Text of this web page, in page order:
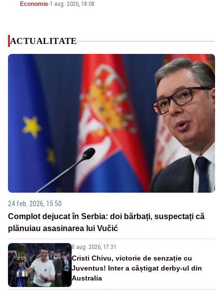
Economie-1 aug. 2026, 18:08
ACTUALITATE
24 feb. 2026, 15:50
Complot dejucat în Serbia: doi bărbați, suspectați că
plănuiau asasinarea lui Vučić
8 aug. 2026, 17:31
Cristi Chivu, victorie de senzație cu
Juventus! Inter a câștigat derby-ul din
Australia